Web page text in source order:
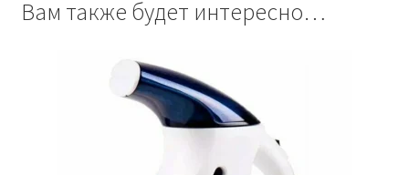
Вам также будет интересно…